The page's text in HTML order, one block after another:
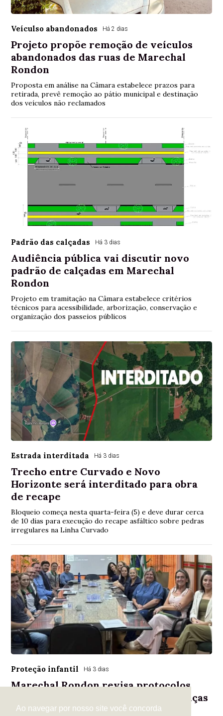
Ao navegar por nosso site você concorda
Veículso abandonados Há 2 dias
Projeto propõe remoção de veículos
abandonados das ruas de Marechal
Rondon
Proposta em análise na Câmara estabelece prazos para
retirada, prevê remoção ao pátio municipal e destinação
dos veículos não reclamados
Padrão das calçadas Há 3 dias
Audiência pública vai discutir novo
padrão de calçadas em Marechal
Rondon
Projeto em tramitação na Câmara estabelece critérios
técnicos para acessibilidade, arborização, conservação e
organização dos passeios públicos
Estrada interditada Há 3 dias
Trecho entre Curvado e Novo
Horizonte será interditado para obra
de recape
Bloqueio começa nesta quarta-feira (5) e deve durar cerca
de 10 dias para execução do recape asfáltico sobre pedras
irregulares na Linha Curvado
Proteção infantil Há 3 dias
Marechal Rondon revisa protocolos
para fortalecer atendimento a crianças
vítimas de violência